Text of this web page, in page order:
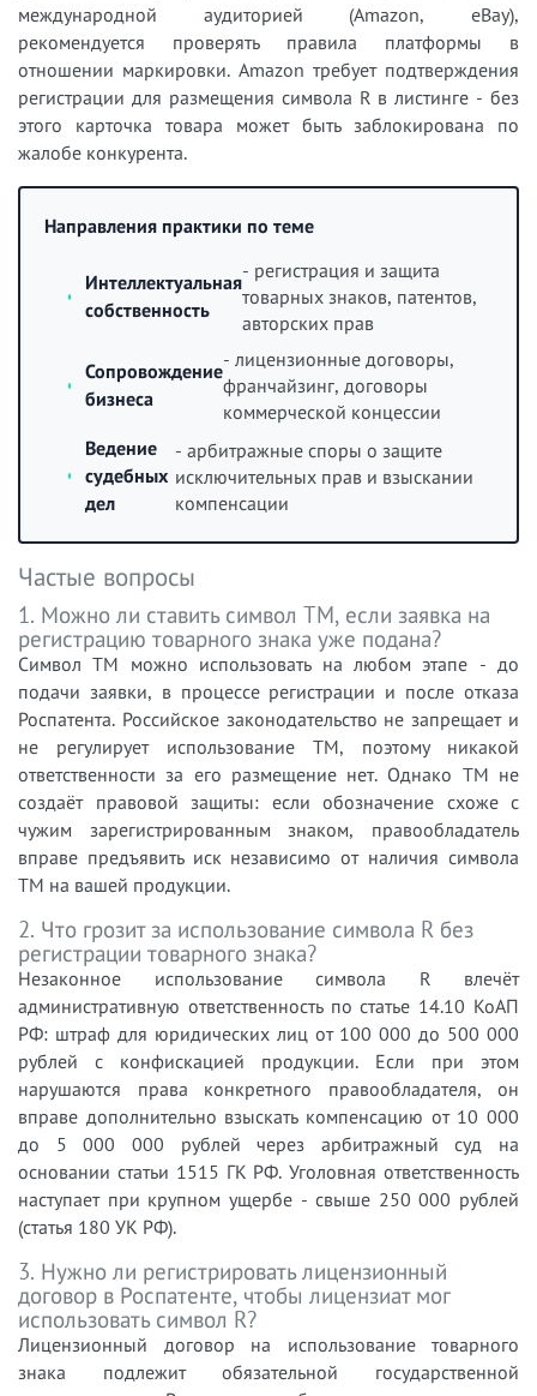
международной аудиторией (Amazon, eBay),
рекомендуется проверять правила платформы в
отношении маркировки. Amazon требует подтверждения
регистрации для размещения символа R в листинге - без
этого карточка товара может быть заблокирована по
жалобе конкурента.
Направления практики по теме
Интеллектуальная
собственность
- регистрация и защита
товарных знаков, патентов,
авторских прав
Сопровождение
бизнеса
- лицензионные договоры,
франчайзинг, договоры
коммерческой концессии
Ведение
судебных
дел
- арбитражные споры о защите
исключительных прав и взыскании
компенсации
Частые вопросы
1. Можно ли ставить символ TM, если заявка на
регистрацию товарного знака уже подана?
Символ TM можно использовать на любом этапе - до
подачи заявки, в процессе регистрации и после отказа
Роспатента. Российское законодательство не запрещает и
не регулирует использование TM, поэтому никакой
ответственности за его размещение нет. Однако TM не
создаёт правовой защиты: если обозначение схоже с
чужим зарегистрированным знаком, правообладатель
вправе предъявить иск независимо от наличия символа
TM на вашей продукции.
2. Что грозит за использование символа R без
регистрации товарного знака?
Незаконное использование символа R влечёт
административную ответственность по статье 14.10 КоАП
РФ: штраф для юридических лиц от 100 000 до 500 000
рублей с конфискацией продукции. Если при этом
нарушаются права конкретного правообладателя, он
вправе дополнительно взыскать компенсацию от 10 000
до 5 000 000 рублей через арбитражный суд на
основании статьи 1515 ГК РФ. Уголовная ответственность
наступает при крупном ущербе - свыше 250 000 рублей
(статья 180 УК РФ).
3. Нужно ли регистрировать лицензионный
договор в Роспатенте, чтобы лицензиат мог
использовать символ R?
Лицензионный договор на использование товарного
знака подлежит обязательной государственной